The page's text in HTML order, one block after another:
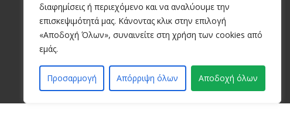
διαφημίσεις ή περιεχόμενο και να αναλύουμε την
επισκεψιμότητά μας. Κάνοντας κλικ στην επιλογή
«Αποδοχή Όλων», συναινείτε στη χρήση των cookies από
εμάς.
Προσαρμογή Απόρριψη όλων Αποδοχή όλων
© 2024 Kastoria Hospital
Developed by: